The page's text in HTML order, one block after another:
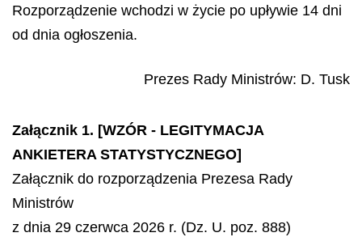
Rozporządzenie wchodzi w życie po upływie 14 dni
od dnia ogłoszenia.
Prezes Rady Ministrów: D. Tusk
Załącznik 1. [WZÓR - LEGITYMACJA
ANKIETERA STATYSTYCZNEGO]
Załącznik do rozporządzenia Prezesa Rady
Ministrów
z dnia 29 czerwca 2026 r. (Dz. U. poz. 888)